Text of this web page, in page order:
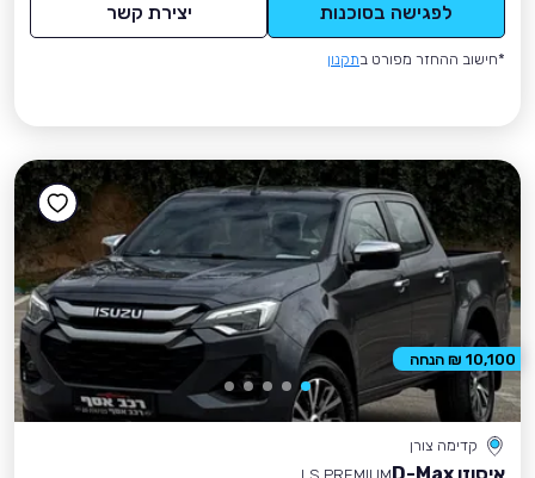
לפגישה בסוכנות יצירת קשר
*חישוב ההחזר מפורט בתקנון
קדימה צורן
10,100 ₪ הנחה